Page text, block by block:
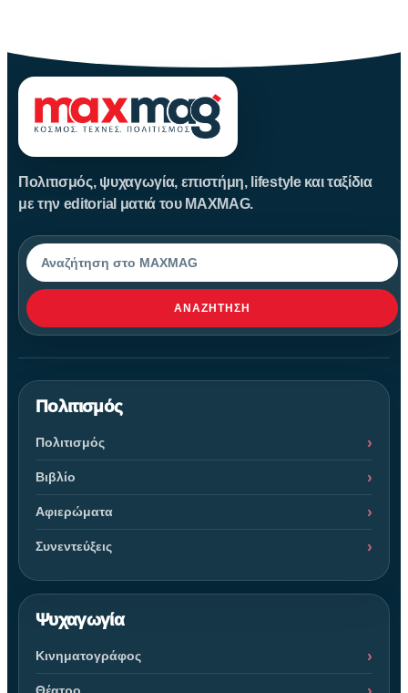
Πολιτισμός, ψυχαγωγία, επιστήμη, lifestyle και ταξίδια
με την editorial ματιά του MAXMAG.
Αναζήτηση
ΑΝΑΖΉΤΗΣΗ
Πολιτισμός
Πολιτισμός
Βιβλίο
Αφιερώματα
Συνεντεύξεις
Ψυχαγωγία
Κινηματογράφος
Θέατρο